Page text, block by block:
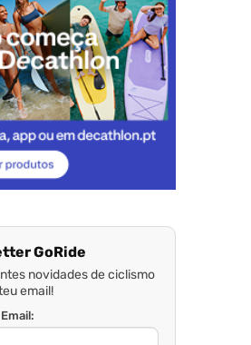
GoRide
novidades de ciclismo
email!
Email: